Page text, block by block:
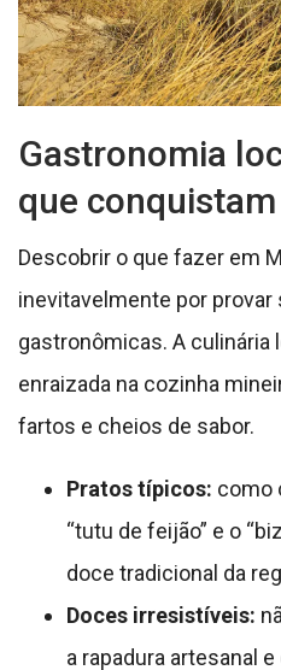
Gastronomia
que conquistam
Descobrir o que fazer em
inevitavelmente por provar
gastronômicas. A culinária
enraizada na cozinha
fartos e cheios de sabor.
Pratos típicos: como
“tutu de feijão” e o
doce tradicional da
Doces irresistíveis:
a rapadura artesanal